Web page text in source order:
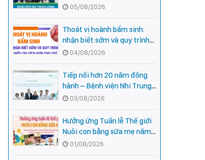
với Bệnh viện Nhi Quốc gia
Campuchia
05/08/2026
Thoát vị hoành bẩm sinh:
nhận biết sớm và quy trình
điều trị tích hợp cho trẻ -
chia sẻ từ các chuyên gia
hàng đầu của Bệnh Viện Nhi
Trung ương
04/08/2026
Tiếp nối hơn 20 năm đồng
hành – Bệnh viện Nhi Trung
ương và Tổ chức Orbis (Hoa
Kỳ) tăng cường hợp tác, mở
rộng cơ hội bảo vệ thị lực
cho trẻ em Việt Nam
03/08/2026
Hưởng ứng Tuần lễ Thế giới
Nuôi con bằng sữa mẹ năm
202601/08/2026